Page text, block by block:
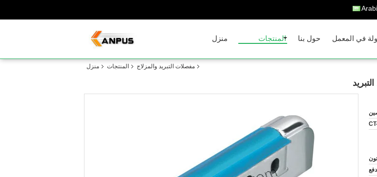
منزل المنتجات حول بنا في المعمل
منزل المنتجات مفصلات التبريد والمزلاج